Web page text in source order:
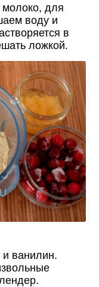
молоко, для
воду и
в
ложкой.
ванилин.